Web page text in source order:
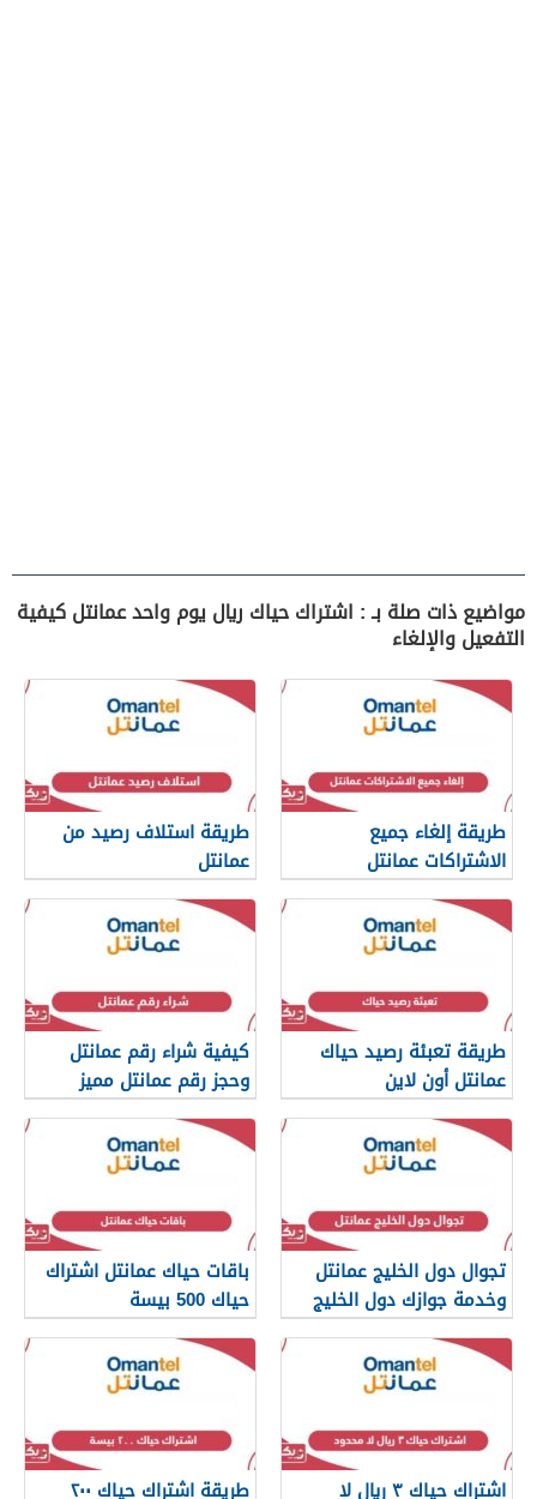
مواضيع ذات صلة بـ : اشتراك حياك ريال يوم واحد عمانتل كيفية
التفعيل والإلغاء
طريقة إلغاء جميع
الاشتراكات عمانتل
طريقة استلاف رصيد من
عمانتل
طريقة تعبئة رصيد حياك
عمانتل أون لاين
كيفية شراء رقم عمانتل
وحجز رقم عمانتل مميز
تجوال دول الخليج عمانتل
وخدمة جوازك دول الخليج
باقات حياك عمانتل اشتراك
حياك 500 بيسة
اشتراك حياك ٣ ريال لا طريقة اشتراك حياك ٢٠٠